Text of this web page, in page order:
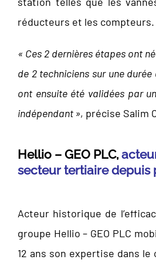
réducteurs et les compteurs.
« Ces 2 dernières étapes ont
de 2 techniciens sur une
ont ensuite été validées par
indépendant », précise Salim
Hellio – GEO PLC,
secteur tertiairedepuis
Acteur historique de
groupe Hellio – GEO PLC
12 ans son expertise dans